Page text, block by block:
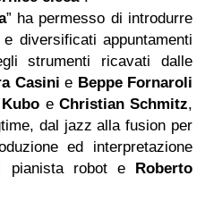
” ha permesso di introdurre
diversificati appuntamenti
strumenti ricavati dalle
Casini e Beppe Fornaroli
e Christian Schmitz,
dal jazz alla fusion per
ed interpretazione
pianista robot e Roberto